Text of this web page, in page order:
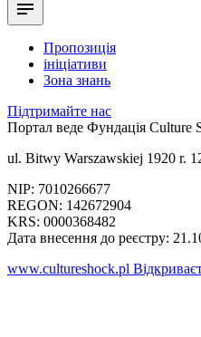
Пропозиція
ініціативи
Зона знань
Підтримайте нас
Портал веде Фундація Culture
ul. Bitwy Warszawskiej 1920 r.
NIP: 7010266677
REGON: 142672904
KRS: 0000368482
Дата внесення до реєстру:
www.cultureshock.pl